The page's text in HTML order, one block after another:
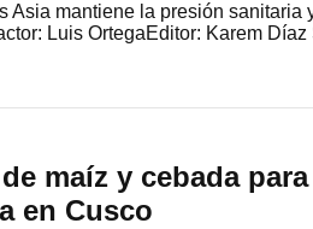
Asia mantiene la presión sanitaria
Luis OrtegaEditor: Karem Díaz
maíz y cebada para
en Cusco